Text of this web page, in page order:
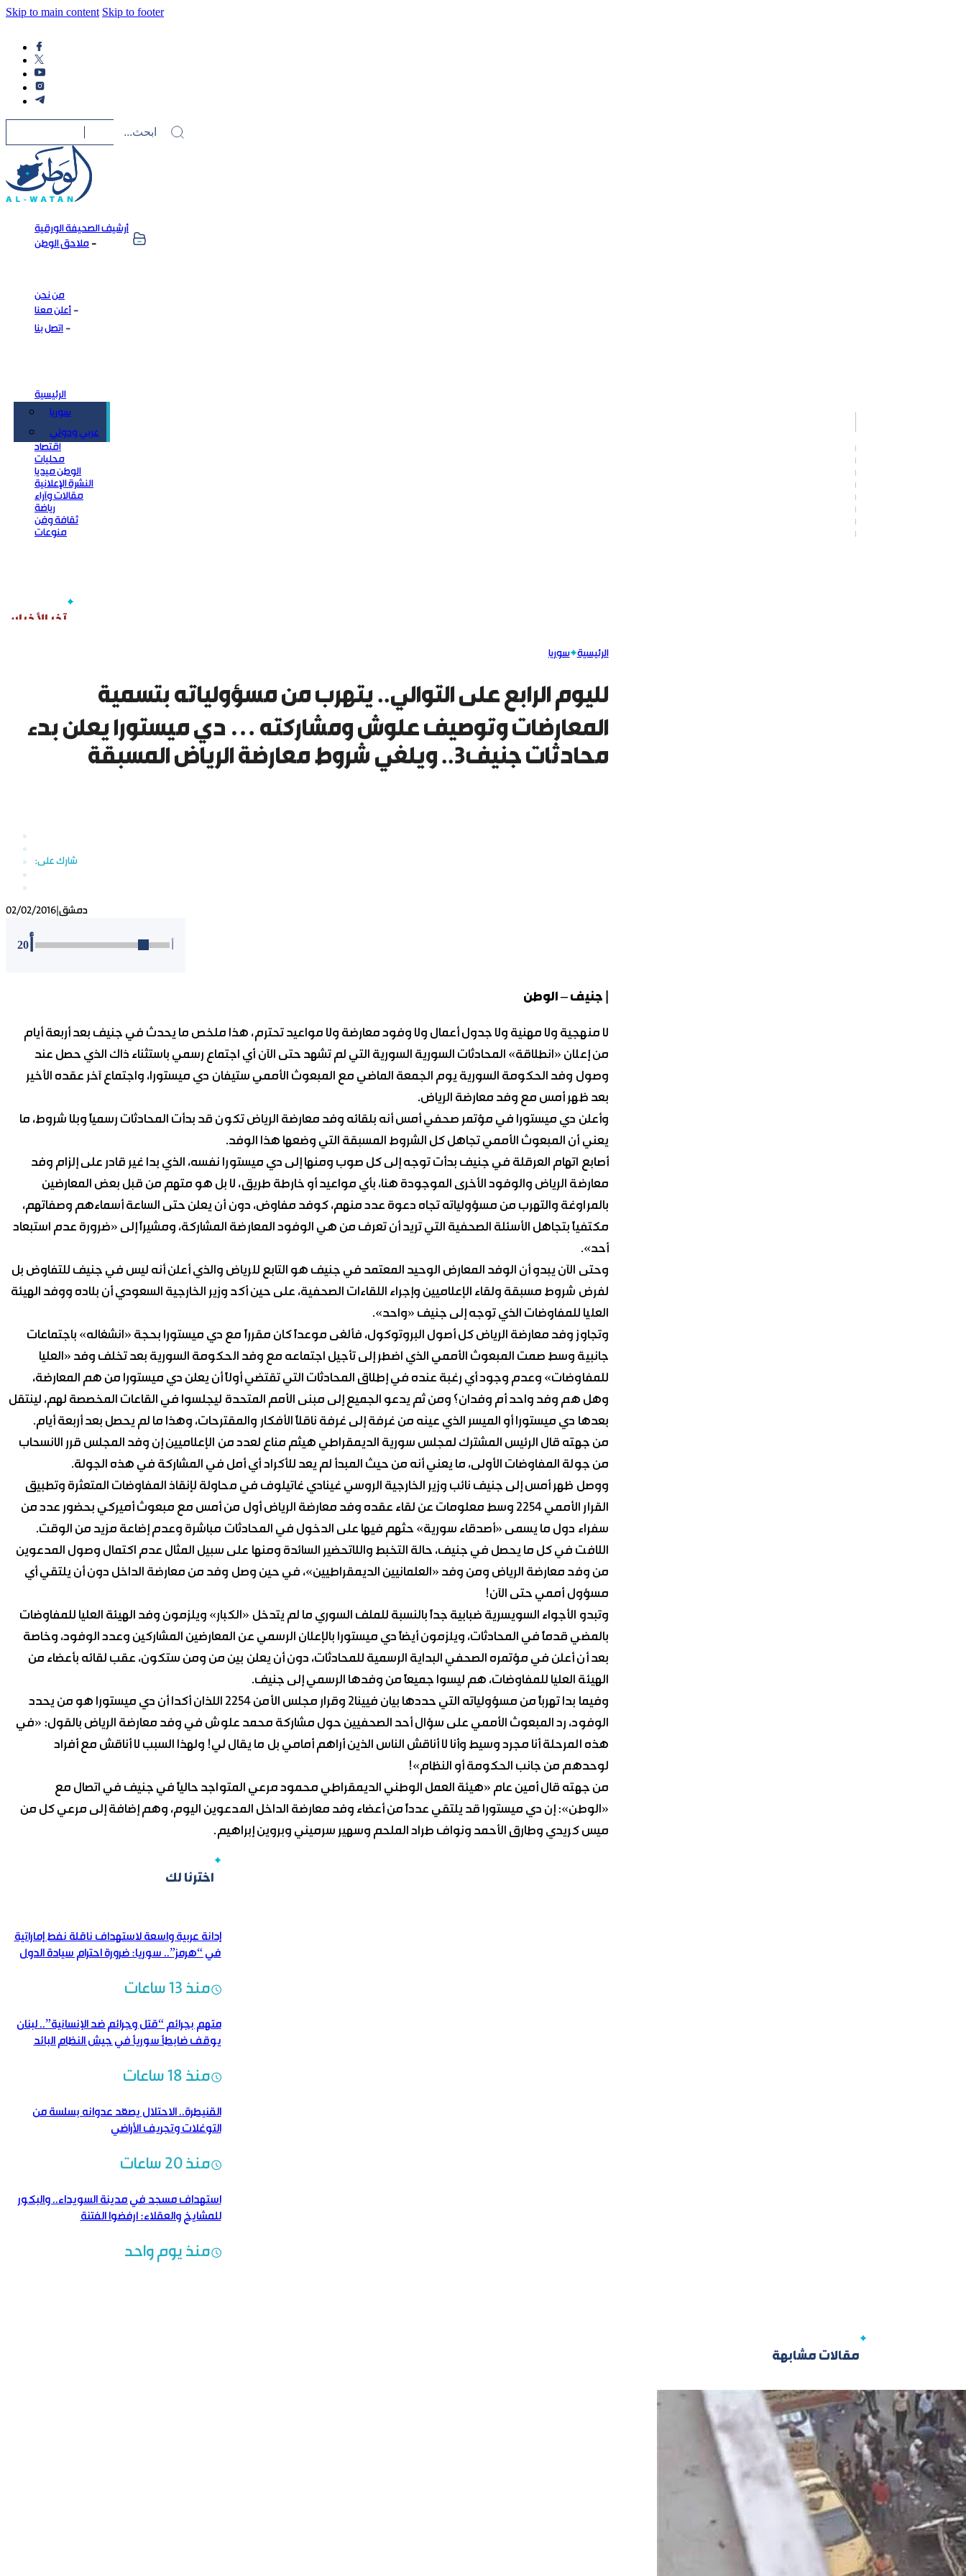
Skip to main content Skip to footer
أرشيف الصحيفة الورقية
ملاحق الوطن
من نحن
أعلن معنا
اتصل بنا
الرئيسية
سوريا
عربي ودولي
اقتصاد
محليات
الوطن ميديا
النشرة الإعلانية
مقالات وآراء
رياضة
ثقافة وفن
منوعات
الرئيسية سوريا
لليوم الرابع على التوالي.. يتهرب من مسؤولياته بتسمية
المعارضات وتوصيف علوش ومشاركته … دي ميستورا يعلن بدء
محادثات جنيف3.. ويلغي شروط معارضة الرياض المسبقة
02/02/2016 دمشق
20
| جنيف – الوطن
لا منهجية ولا مهنية ولا جدول أعمال ولا وفود معارضة ولا مواعيد تحترم، هذا ملخص ما يحدث في جنيف بعد أربعة أيام
من إعلان «انطلاقة» المحادثات السورية السورية التي لم تشهد حتى الآن أي اجتماع رسمي باستثناء ذاك الذي حصل عند
وصول وفد الحكومة السورية يوم الجمعة الماضي مع المبعوث الأممي ستيفان دي ميستورا، واجتماع آخر عقده الأخير
بعد ظهر أمس مع وفد معارضة الرياض.
وأعلن دي ميستورا في مؤتمر صحفي أمس أنه بلقائه وفد معارضة الرياض تكون قد بدأت المحادثات رسمياً وبلا شروط، ما
يعني أن المبعوث الأممي تجاهل كل الشروط المسبقة التي وضعها هذا الوفد.
أصابع اتهام العرقلة في جنيف بدأت توجه إلى كل صوب ومنها إلى دي ميستورا نفسه، الذي بدا غير قادر على إلزام وفد
معارضة الرياض والوفود الأخرى الموجودة هنا، بأي مواعيد أو خارطة طريق، لا بل هو متهم من قبل بعض المعارضين
بالمراوغة والتهرب من مسؤولياته تجاه دعوة عدد منهم، كوفد مفاوض، دون أن يعلن حتى الساعة أسماءهم وصفاتهم،
مكتفياً بتجاهل الأسئلة الصحفية التي تريد أن تعرف من هي الوفود المعارضة المشاركة، ومشيراً إلى «ضرورة عدم استبعاد
أحد».
وحتى الآن يبدو أن الوفد المعارض الوحيد المعتمد في جنيف هو التابع للرياض والذي أعلن أنه ليس في جنيف للتفاوض بل
لفرض شروط مسبقة ولقاء الإعلاميين وإجراء اللقاءات الصحفية، على حين أكد وزير الخارجية السعودي أن بلاده ووفد الهيئة
العليا للمفاوضات الذي توجه إلى جنيف «واحد».
وتجاوز وفد معارضة الرياض كل أصول البروتوكول، فألغى موعداً كان مقرراً مع دي ميستورا بحجة «انشغاله» باجتماعات
جانبية وسط صمت المبعوث الأممي الذي اضطر إلى تأجيل اجتماعه مع وفد الحكومة السورية بعد تخلف وفد «العليا
للمفاوضات» وعدم وجود أي رغبة عنده في إطلاق المحادثات التي تقتضي أولاً أن يعلن دي ميستورا من هم المعارضة،
وهل هم وفد واحد أم وفدان؟ ومن ثم يدعو الجميع إلى مبنى الأمم المتحدة ليجلسوا في القاعات المخصصة لهم، لينتقل
بعدها دي ميستورا أو الميسر الذي عينه من غرفة إلى غرفة ناقلاً الأفكار والمقترحات، وهذا ما لم يحصل بعد أربعة أيام.
من جهته قال الرئيس المشترك لمجلس سورية الديمقراطي هيثم مناع لعدد من الإعلاميين إن وفد المجلس قرر الانسحاب
من جولة المفاوضات الأولى، ما يعني أنه من حيث المبدأ لم يعد للأكراد أي أمل في المشاركة في هذه الجولة.
ووصل ظهر أمس إلى جنيف نائب وزير الخارجية الروسي غينادي غاتيلوف في محاولة لإنقاذ المفاوضات المتعثرة وتطبيق
القرار الأممي 2254 وسط معلومات عن لقاء عقده وفد معارضة الرياض أول من أمس مع مبعوث أميركي بحضور عدد من
سفراء دول ما يسمى «أصدقاء سورية» حثهم فيها على الدخول في المحادثات مباشرة وعدم إضاعة مزيد من الوقت.
اللافت في كل ما يحصل في جنيف، حالة التخبط واللاتحضير السائدة ومنها على سبيل المثال عدم اكتمال وصول المدعوين
من وفد معارضة الرياض ومن وفد «العلمانيين الديمقراطيين»، في حين وصل وفد من معارضة الداخل دون أن يلتقي أي
مسؤول أممي حتى الآن!
وتبدو الأجواء السويسرية ضبابية جداً بالنسبة للملف السوري ما لم يتدخل «الكبار» ويلزمون وفد الهيئة العليا للمفاوضات
بالمضي قدماً في المحادثات، ويلزمون أيضاً دي ميستورا بالإعلان الرسمي عن المعارضين المشاركين وعدد الوفود، وخاصة
بعد أن أعلن في مؤتمره الصحفي البداية الرسمية للمحادثات، دون أن يعلن بين من ومن ستكون، عقب لقائه بأعضاء من
الهيئة العليا للمفاوضات، هم ليسوا جميعاً من وفدها الرسمي إلى جنيف.
وفيما بدا تهرباً من مسؤولياته التي حددها بيان فيينا2 وقرار مجلس الأمن 2254 اللذان أكدا أن دي ميستورا هو من يحدد
الوفود، رد المبعوث الأممي على سؤال أحد الصحفيين حول مشاركة محمد علوش في وفد معارضة الرياض بالقول: «في
هذه المرحلة أنا مجرد وسيط وأنا لا أناقش الناس الذين أراهم أمامي بل ما يقال لي! ولهذا السبب لا أناقش مع أفراد
لوحدهم من جانب الحكومة أو النظام»!
من جهته قال أمين عام «هيئة العمل الوطني الديمقراطي محمود مرعي المتواجد حالياً في جنيف في اتصال مع
«الوطن»: إن دي ميستورا قد يلتقي عدداً من أعضاء وفد معارضة الداخل المدعوين اليوم، وهم إضافة إلى مرعي كل من
ميس كريدي وطارق الأحمد ونواف طراد الملحم وسهير سرميني وبروين إبراهيم.
اخترنا لك
إدانة عربية واسعة لاستهداف ناقلة نفط إماراتية
في “هرمز”.. سوريا: ضرورة احترام سيادة الدول
منذ 13 ساعات
متهم بجرائم “قتل وجرائم ضد الإنسانية”.. لبنان
يوقف ضابطاً سورياً في جيش النظام البائد
منذ 18 ساعات
القنيطرة.. الاحتلال يصعّد عدوانه بسلسة من
التوغلات وتجريف الأراضي
منذ 20 ساعات
استهداف مسجد في مدينة السويداء.. والبكور
للمشايخ والعقلاء: ارفضوا الفتنة
منذ يوم واحد
مقالات مشابهة